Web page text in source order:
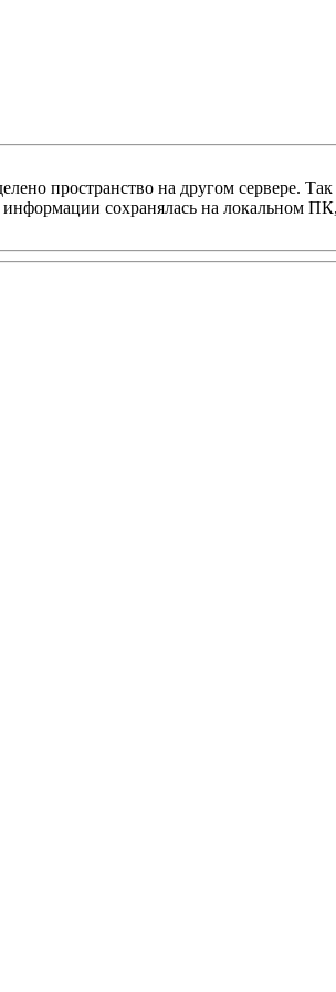
пространство на другом сервере.
сохранялась на локальном